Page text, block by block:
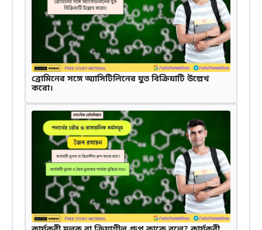
ব্রোমিনের সঙ্গে অ্যাসিটিলিনের যুত বিক্রিয়াটি উল্লেখ
করো।